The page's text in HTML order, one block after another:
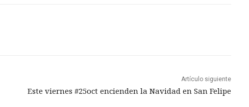
Artículo siguiente
Este viernes #25oct encienden la Navidad en San Felipe